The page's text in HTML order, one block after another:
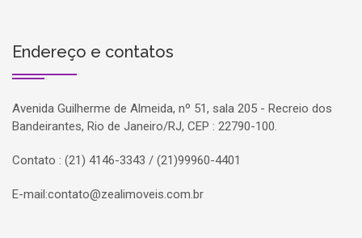
Endereço e contatos
Avenida Guilherme de Almeida, nº 51, sala 205 - Recreio dos
Bandeirantes, Rio de Janeiro/RJ, CEP : 22790-100.
Contato : (21) 4146-3343 / (21)99960-4401
E-mail:contato@zealimoveis.com.br